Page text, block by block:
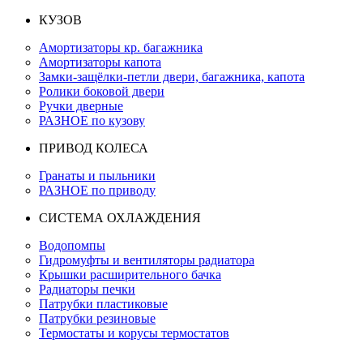
КУЗОВ
Амортизаторы кр. багажника
Амортизаторы капота
Замки-защёлки-петли двери, багажника, капота
Ролики боковой двери
Ручки дверные
РАЗНОЕ по кузову
ПРИВОД КОЛЕСА
Гранаты и пыльники
РАЗНОЕ по приводу
СИСТЕМА ОХЛАЖДЕНИЯ
Водопомпы
Гидромуфты и вентиляторы радиатора
Крышки расширительного бачка
Радиаторы печки
Патрубки пластиковые
Патрубки резиновые
Термостаты и корусы термостатов